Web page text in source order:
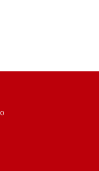
CUT LANÇA SITE COM